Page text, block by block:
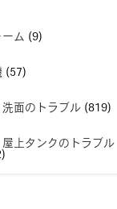
ーム (9)
(57)
面のトラブル(819)
屋上タンクのトラブル